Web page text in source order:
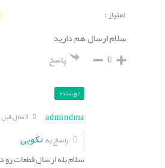
امتیاز :
سلام ارسال هم دارید
0 پاسخ
نویسنده
admindma
پاسخ بهنکویی
سلام بله ارسال قطعات رو